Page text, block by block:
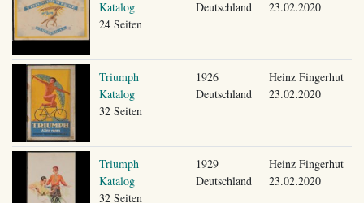
Katalog
24 Seiten
Deutschland
23.02.2020
Triumph
Katalog
32 Seiten
1926
Deutschland
Heinz Fingerhut
23.02.2020
Triumph
Katalog
32 Seiten
1929
Deutschland
Heinz Fingerhut
23.02.2020